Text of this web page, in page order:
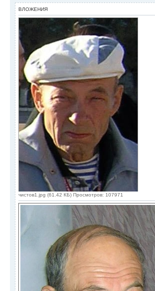
ВЛОЖЕНИЯ
чистов1.jpg (61.42 КБ) Просмотров: 107971